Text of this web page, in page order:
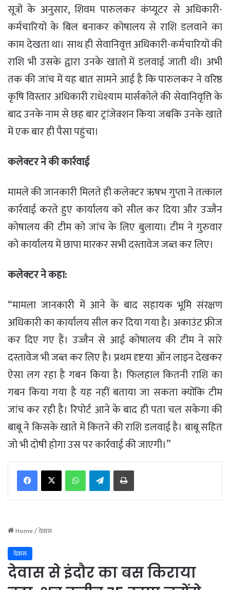
सूत्रों के अनुसार, शिवम पारुलकर कंप्यूटर से अधिकारी-
कर्मचारियों के बिल बनाकर कोषालय से राशि डलवाने का
काम देखता था। साथ ही सेवानिवृत्त अधिकारी-कर्मचारियों की
राशि भी उसके द्वारा उनके खातों में डलवाई जाती थी। अभी
तक की जांच में यह बात सामने आई है कि पारुलकर ने वरिष्ठ
कृषि विस्तार अधिकारी राधेश्याम मार्सकोले की सेवानिवृत्ति के
बाद उनके नाम से छह बार ट्रांजेक्शन किया जबकि उनके खाते
में एक बार ही पैसा पहुंचा।
कलेक्टर ने की कार्रवाई
मामले की जानकारी मिलते ही कलेक्टर ऋषभ गुप्ता ने तत्काल
कार्रवाई करते हुए कार्यालय को सील कर दिया और उज्जैन
कोषालय की टीम को जांच के लिए बुलाया। टीम ने गुरुवार
को कार्यालय में छापा मारकर सभी दस्तावेज जब्त कर लिए।
कलेक्टर ने कहा:
“मामला जानकारी में आने के बाद सहायक भूमि संरक्षण
अधिकारी का कार्यालय सील कर दिया गया है। अकाउंट फ्रीज
कर दिए गए हैं। उज्जैन से आई कोषालय की टीम ने सारे
दस्तावेज भी जब्त कर लिए है। प्रथम दृष्टया ऑन लाइन देखकर
ऐसा लग रहा है गबन किया है। फिलहाल कितनी राशि का
गबन किया गया है यह नहीं बताया जा सकता क्योंकि टीम
जांच कर रही है। रिपोर्ट आने के बाद ही पता चल सकेगा की
बाबू ने किसके खाते में कितने की राशि डलवाई है। बाबू सहित
जो भी दोषी होगा उस पर कार्रवाई की जाएगी।”
Telegram